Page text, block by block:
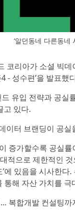
‘알던동네 다른동네
코리아가 소셜 빅
- 성수편’을 발표했
유입 전략과 공
고 있다.
터 브랜딩이 공실
증가할수록 공실
적으로 제한적인
’에 있음을 시사한
해 자산 가치를
복합개발 컨설팅까